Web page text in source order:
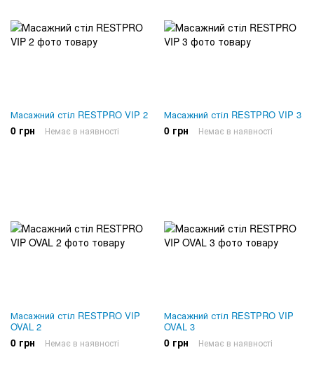
Масажний стіл RESTPRO VIP 2
0 грн Немає в наявності
Масажний стіл RESTPRO VIP 3
0 грн Немає в наявності
Масажний стіл RESTPRO VIP
OVAL 2
0 грн Немає в наявності
Масажний стіл RESTPRO VIP
OVAL 3
0 грн Немає в наявності